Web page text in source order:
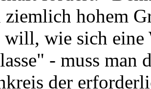
ziemlich hohem
will, wie sich eine
- muss man
der